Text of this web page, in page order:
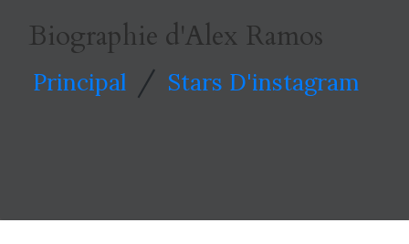
Biographie d'Alex Ramos
Principal / Stars D'instagram